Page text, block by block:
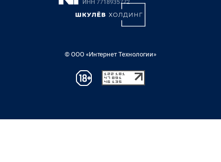
© ООО «Интернет Технологии»